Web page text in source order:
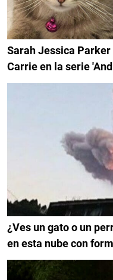
Sarah Jessica
Carrie en la serie
¿Ves un gato o un
en esta nube con